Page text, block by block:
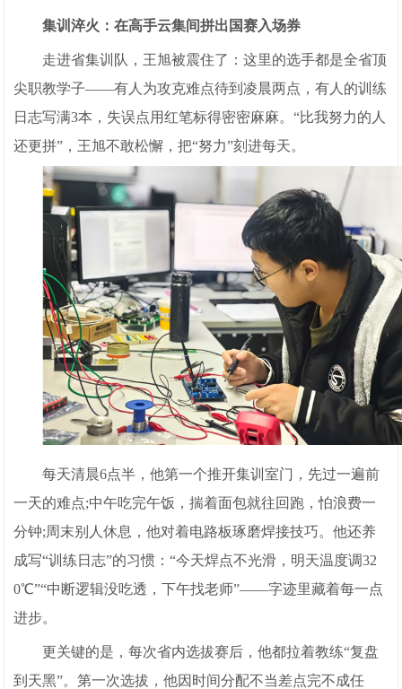
集训淬火：在高手云集间拼出国赛入场券
走进省集训队，王旭被震住了：这里的选手都是全省顶
尖职教学子——有人为攻克难点待到凌晨两点，有人的训练
日志写满3本，失误点用红笔标得密密麻麻。“比我努力的人
还更拼”，王旭不敢松懈，把“努力”刻进每天。
每天清晨6点半，他第一个推开集训室门，先过一遍前
一天的难点;中午吃完午饭，揣着面包就往回跑，怕浪费一
分钟;周末别人休息，他对着电路板琢磨焊接技巧。他还养
成写“训练日志”的习惯：“今天焊点不光滑，明天温度调32
0℃”“中断逻辑没吃透，下午找老师”——字迹里藏着每一点
进步。
更关键的是，每次省内选拔赛后，他都拉着教练“复盘
到天黑”。第一次选拔，他因时间分配不当差点完不成任